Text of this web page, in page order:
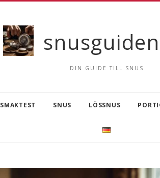
DIN GUIDE TILL SNUS
SMAKTEST SNUS LÖSSNUS